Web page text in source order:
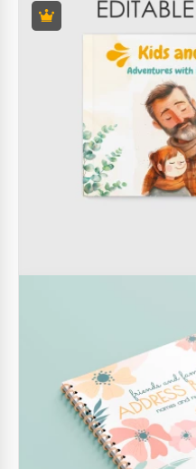
¿Estás buscando una
de Quema? Esta
delanteras y traseras
elementos adicionales.
Google Slides